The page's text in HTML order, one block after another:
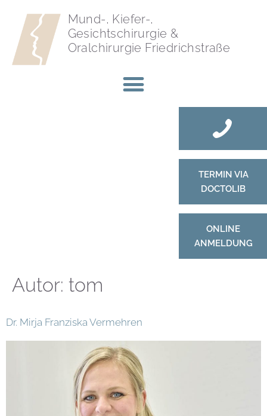
Mund-, Kiefer-,
Gesichtschirurgie &
Oralchirurgie Friedrichstraße
TERMIN VIA
DOCTOLIB
ONLINE
ANMELDUNG
Autor: tom
Dr. Mirja Franziska Vermehren